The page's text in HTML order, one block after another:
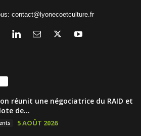
contact@lyonecoetculture.fr
réunit une négociatrice du RAID et
de...
5 AOÛT 2026